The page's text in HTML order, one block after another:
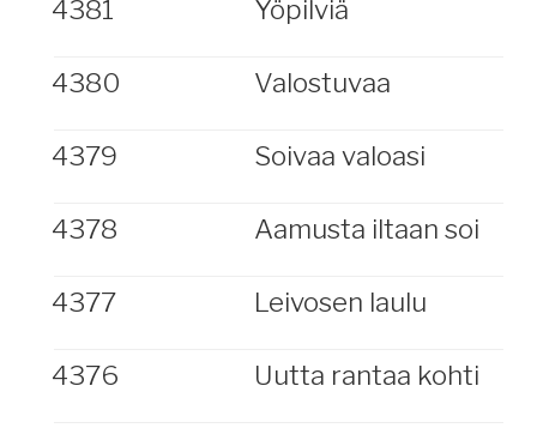
4381 Yöpilviä
4380 Valostuvaa
4379 Soivaa valoasi
4378 Aamusta iltaan soi
4377 Leivosen laulu
4376 Uutta rantaa kohti